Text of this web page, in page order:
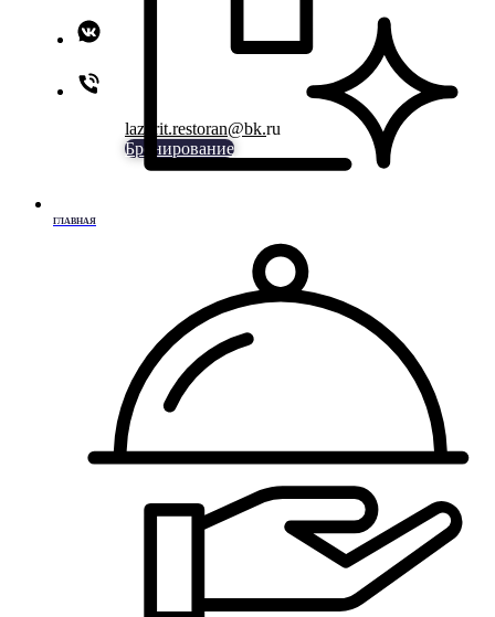
lazurit.restoran@bk.ru
Бронирование
ГЛАВНАЯ